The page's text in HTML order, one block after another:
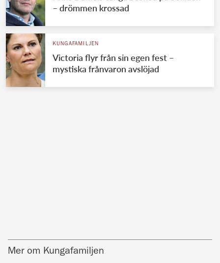
– drömmen krossad
KUNGAFAMILJEN
Victoria flyr från sin egen fest –
mystiska frånvaron avslöjad
Mer om Kungafamiljen